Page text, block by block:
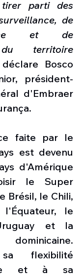
tirer parti des
de
et de
territoire
Bosco
président-
d'Embraer
faite par le
est devenu
d'Amérique
le Super
Brésil, le Chili,
l'Équateur, le
et la
flexibilité
et à sa